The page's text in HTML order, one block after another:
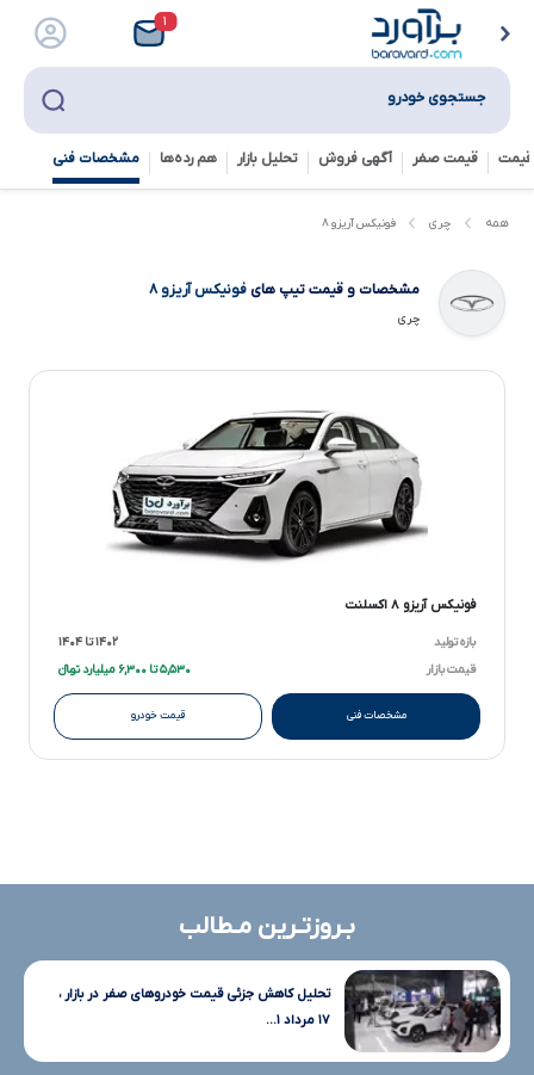
۱
جستجوی خودرو
قیمت صفر آگهی فروش تحلیل بازار هم رده‌ها‌ مشخصات فنی
همه چری فونیکس آریزو ۸
مشخصات و قیمت تیپ هایفونیکس آریزو ۸
چری
فونیکس آریزو ۸ اکسلنت
بازه تولید
۱۴۰۲ تا ۱۴۰۴
قیمت بازار
۵,۵۳۰ تا ۶,۳۰۰ میلیارد تومانءءء
مشخصات فنی قیمت خودرو
بـروزتـرین مـطالب
تحلیل کاهش جزئی قیمت خودروهای صفر در بازار ،
۱۷ مرداد ۱...